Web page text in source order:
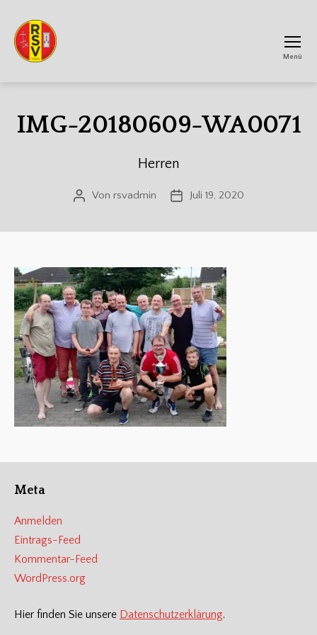
Menü
IMG-20180609-WA0071
Herren
Beitragsautor
Von rsvadmin Veröffentlichungsdatum
Juli 19, 2020
Meta
Anmelden
Eintrags-Feed
Kommentar-Feed
WordPress.org
Hier finden Sie unsere Datenschutzerklärung.